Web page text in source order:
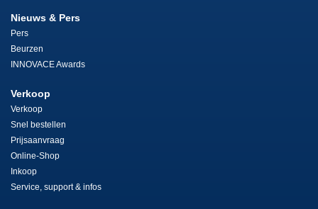
Nieuws & Pers
Pers
Beurzen
INNOVACE Awards
Verkoop
Verkoop
Snel bestellen
Prijsaanvraag
Online-Shop
Inkoop
Service, support & infos